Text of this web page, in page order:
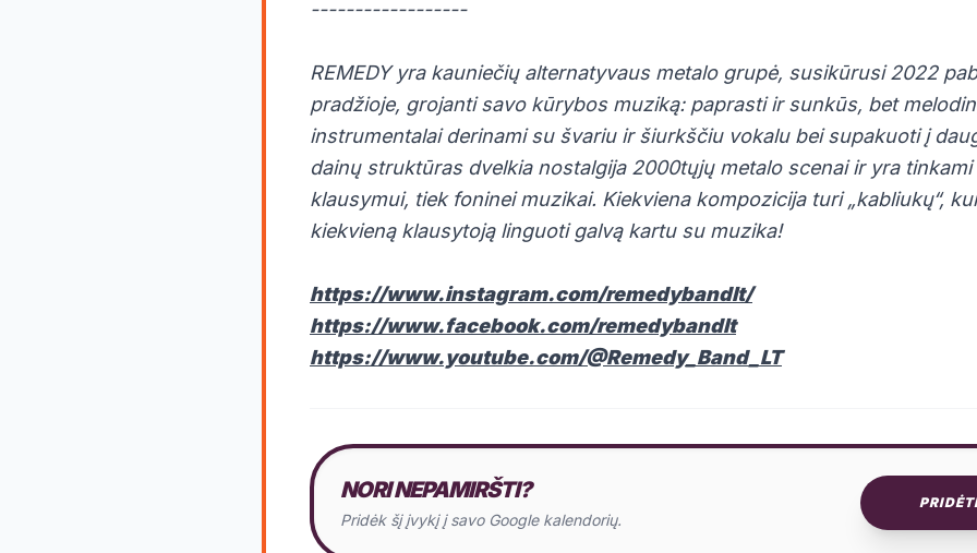
------------------
REMEDY yra kauniečių alternatyvaus metalo grupė, susikūrusi 2022
pradžioje, grojanti savo kūrybos muziką: paprasti ir sunkūs, bet
instrumentalai derinami su švariu ir šiurkščiu vokalu bei supakuoti į
dainų struktūras dvelkia nostalgija 2000tųjų metalo scenai ir yra
klausymui, tiek foninei muzikai. Kiekviena kompozicija turi „kabliukų“,
kiekvieną klausytoją linguoti galvą kartu su muzika!
https://www.instagram.com/remedybandlt/
https://www.facebook.com/remedybandlt
https://www.youtube.com/@Remedy_Band_LT
NORI NEPAMIRŠTI?
Pridėk šį įvykį į savo Google kalendorių.